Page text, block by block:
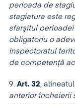
perioada de
stagiatura este
sfarşitul
obligatoriu o
inspectoratul
de competenţă
9. Art. 32,
anterior încheierii